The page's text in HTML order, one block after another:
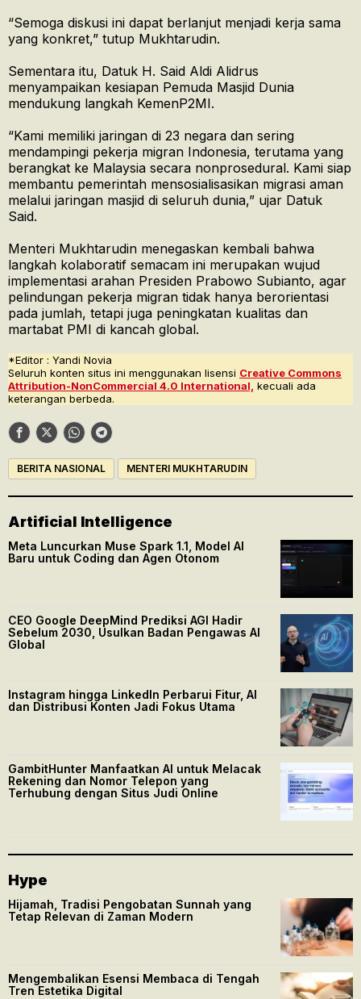
“Semoga diskusi ini dapat berlanjut menjadi kerja sama
yang konkret,” tutup Mukhtarudin.
Sementara itu, Datuk H. Said Aldi Alidrus
menyampaikan kesiapan Pemuda Masjid Dunia
mendukung langkah KemenP2MI.
“Kami memiliki jaringan di 23 negara dan sering
mendampingi pekerja migran Indonesia, terutama yang
berangkat ke Malaysia secara nonprosedural. Kami siap
membantu pemerintah mensosialisasikan migrasi aman
melalui jaringan masjid di seluruh dunia,” ujar Datuk
Said.
Menteri Mukhtarudin menegaskan kembali bahwa
langkah kolaboratif semacam ini merupakan wujud
implementasi arahan Presiden Prabowo Subianto, agar
pelindungan pekerja migran tidak hanya berorientasi
pada jumlah, tetapi juga peningkatan kualitas dan
martabat PMI di kancah global.
*Editor : Yandi Novia
Seluruh konten situs ini menggunakan lisensi Creative Commons
Attribution-NonCommercial 4.0 International, kecuali ada
keterangan berbeda.
BERITA NASIONAL MENTERI MUKHTARUDIN
Artificial Intelligence
Meta Luncurkan Muse Spark 1.1, Model AI
Baru untuk Coding dan Agen Otonom
CEO Google DeepMind Prediksi AGI Hadir
Sebelum 2030, Usulkan Badan Pengawas AI
Global
Instagram hingga LinkedIn Perbarui Fitur, AI
dan Distribusi Konten Jadi Fokus Utama
GambitHunter Manfaatkan AI untuk Melacak
Rekening dan Nomor Telepon yang
Terhubung dengan Situs Judi Online
Hype
Hijamah, Tradisi Pengobatan Sunnah yang
Tetap Relevan di Zaman Modern
Mengembalikan Esensi Membaca di Tengah
Tren Estetika Digital